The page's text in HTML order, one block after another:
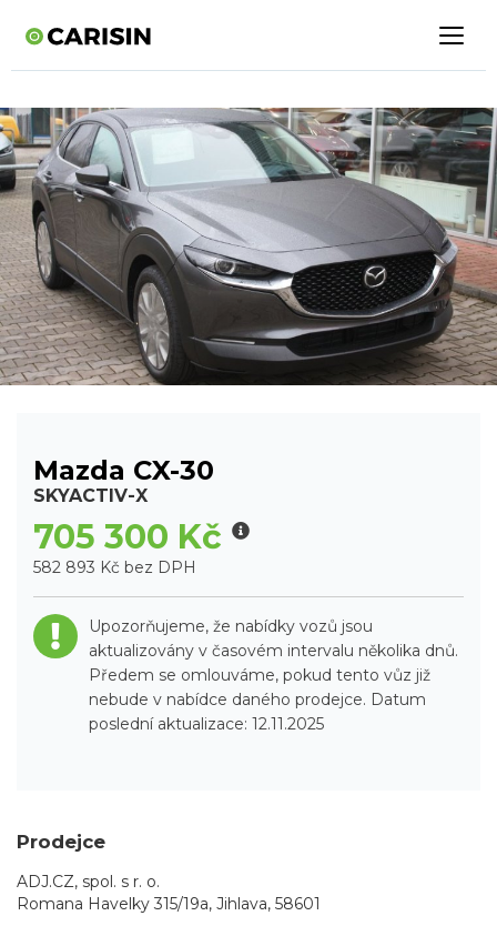
Mazda CX-30
SKYACTIV-X
705 300 Kč
582 893 Kč bez DPH
Upozorňujeme, že nabídky vozů jsou
aktualizovány v časovém intervalu několika dnů.
Předem se omlouváme, pokud tento vůz již
nebude v nabídce daného prodejce. Datum
poslední aktualizace: 12.11.2025
Prodejce
ADJ.CZ, spol. s r. o.
Romana Havelky 315/19a, Jihlava, 58601